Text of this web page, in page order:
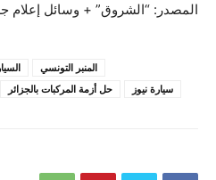
المصدر: “الشروق” + وسائل إعلام
المنبر التونسي
حل أزمة المركبات بالجزائر سيارة نيوز